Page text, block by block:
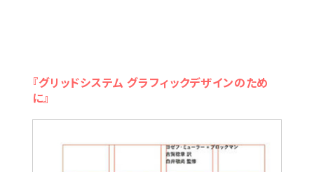
『グリッドシステム グラフィックデザインのため
に』